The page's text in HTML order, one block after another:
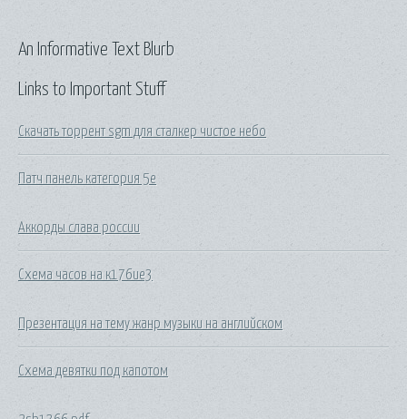
Links to Important Stuff
Скачать торрент sgm для сталкер чистое небо
Патч панель категория 5е
Аккорды слава россии
Схема часов на к176ие3
Презентация на тему жанр музыки на английском
Схема девятки под капотом
An Informative Text Blurb